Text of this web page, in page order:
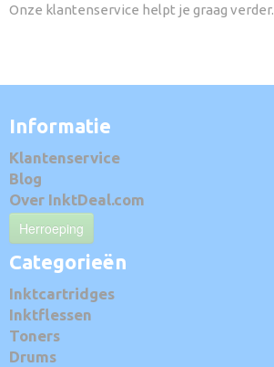
Onze klantenservice helpt je graag verder.
Informatie
Klantenservice
Blog
Over InktDeal.com
Herroeping
Categorieën
Inktcartridges
Inktflessen
Toners
Drums